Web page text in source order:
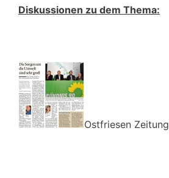
Diskussionen zu dem Thema:
Ostfriesen